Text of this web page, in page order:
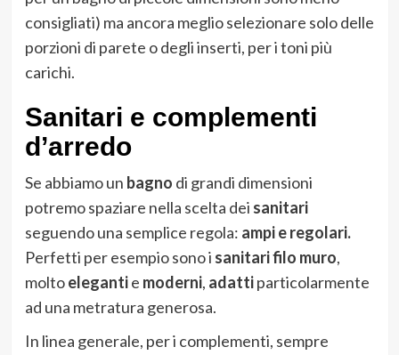
consigliati) ma ancora meglio selezionare solo delle
porzioni di parete o degli inserti, per i toni più
carichi.
Sanitari e complementi
d’arredo
Se abbiamo un bagno di grandi dimensioni
potremo spaziare nella scelta dei sanitari
seguendo una semplice regola: ampi e regolari.
Perfetti per esempio sono i sanitari filo muro,
moltoelegantie moderni, adattiparticolarmente
ad una metratura generosa.
In linea generale, per i complementi, sempre